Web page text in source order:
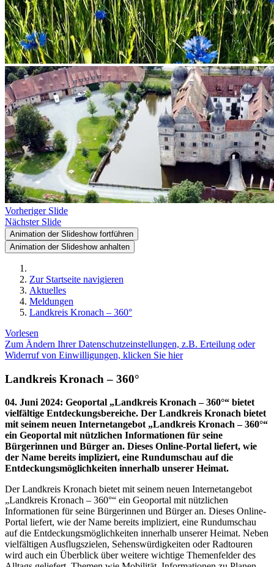
Vorheriger Slide
Nächster Slide
Animation der Slideshow fortführen
Animation der Slideshow anhalten
Zur Startseite navigieren
Aktuelles
Meldungen
Landkreis Kronach – 360°
Vorlesen
Zum Ändern Ihrer Datenschutzeinstellungen, z.B. Erteilung oder
Widerruf von Einwilligungen, klicken Sie hier
Landkreis Kronach – 360°
04. Juni 2024: Geoportal „Landkreis Kronach – 360°“ bietet
vielfältige Entdeckungsbereiche. Der Landkreis Kronach bietet
mit seinem neuen Internetangebot „Landkreis Kronach – 360°“
ein Geoportal mit nützlichen Informationen für seine
Bürgerinnen und Bürger an. Dieses Online-Portal liefert, wie
der Name bereits impliziert, eine Rundumschau auf die
Entdeckungsmöglichkeiten innerhalb unserer Heimat.
Der Landkreis Kronach bietet mit seinem neuen Internetangebot
„Landkreis Kronach – 360°“ ein Geoportal mit nützlichen
Informationen für seine Bürgerinnen und Bürger an. Dieses Online-
Portal liefert, wie der Name bereits impliziert, eine Rundumschau
auf die Entdeckungsmöglichkeiten innerhalb unserer Heimat. Neben
vielfältigen Ausflugszielen, Sehenswürdigkeiten oder Radtouren
wird auch ein Überblick über weitere wichtige Themenfelder des